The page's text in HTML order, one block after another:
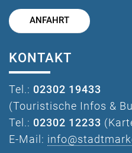
ANFAHRT
KONTAKT
Tel.: 02302 19433
(Touristische Infos &
Tel.: 02302 12233
E-Mail: